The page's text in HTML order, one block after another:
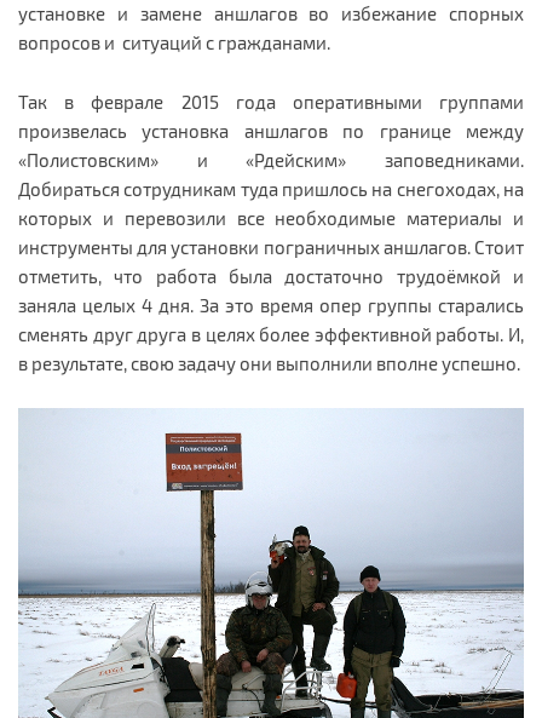
установке и замене аншлагов во избежание спорных
вопросов и ситуаций с гражданами.
Так в феврале 2015 года оперативными группами
произвелась установка аншлагов по границе между
«Полистовским» и «Рдейским» заповедниками.
Добираться сотрудникам туда пришлось на снегоходах, на
которых и перевозили все необходимые материалы и
инструменты для установки пограничных аншлагов. Стоит
отметить, что работа была достаточно трудоёмкой и
заняла целых 4 дня. За это время опер группы старались
сменять друг друга в целях более эффективной работы. И,
в результате, свою задачу они выполнили вполне успешно.